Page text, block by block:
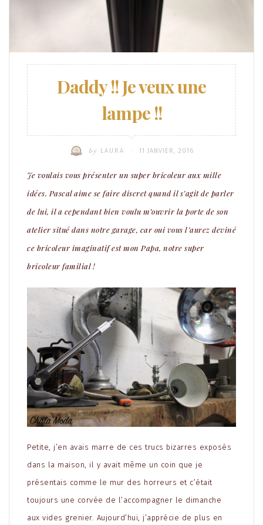
Daddy !! Je veux une
lampe !!
by LAURA 11 JANVIER, 2016
Je voulais vous présenter un super bricoleur aux mille
idées. Pascal aime se faire discret quand il s’agit de parler
de lui, il a cependant bien voulu m’ouvrir la porte de son
atelier situé dans notre garage, car oui vous l’aurez deviné
ce bricoleur imaginatif est mon Papa, notre super
bricoleur familial !
Petite, j’en avais marre de ces trucs bizarres exposés
dans la maison, il y avait même un coin que je
présentais comme le mur des horreurs et c’était
toujours une corvée de l’accompagner le dimanche
aux vides grenier. Aujourd’hui, j’apprécie de plus en